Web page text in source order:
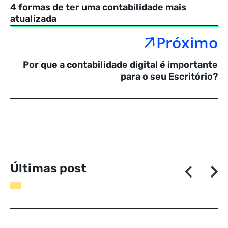
4 formas de ter uma contabilidade mais
atualizada
Próximo
Por que a contabilidade digital é importante
para o seu Escritório?
Últimas post